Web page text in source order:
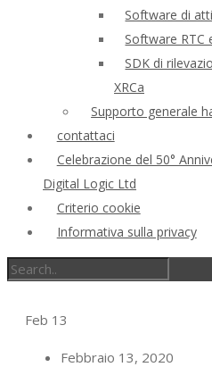
Software di
Software RTC
SDK di
XRCa
Supporto generale
contattaci
Celebrazione del 50°
Digital Logic Ltd
Criterio cookie
Informativa sulla privacy
Feb 13
Febbraio 13, 2020